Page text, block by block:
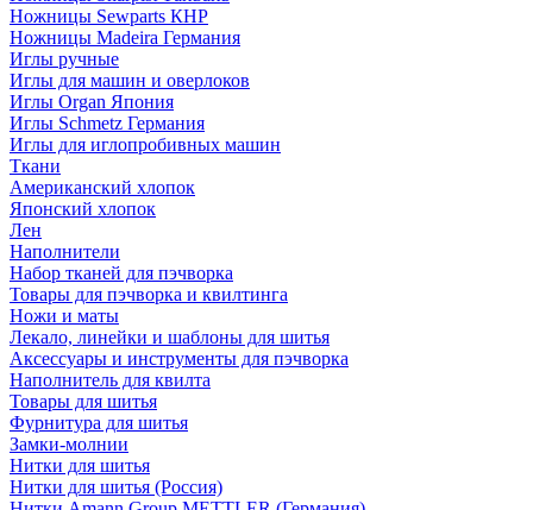
Ножницы Sewparts КНР
Ножницы Madeira Германия
Иглы ручные
Иглы для машин и оверлоков
Иглы Organ Япония
Иглы Schmetz Германия
Иглы для иглопробивных машин
Ткани
Американский хлопок
Японский хлопок
Лен
Наполнители
Набор тканей для пэчворка
Товары для пэчворка и квилтинга
Ножи и маты
Лекало, линейки и шаблоны для шитья
Аксессуары и инструменты для пэчворка
Наполнитель для квилта
Товары для шитья
Фурнитура для шитья
Замки-молнии
Нитки для шитья
Нитки для шитья (Россия)